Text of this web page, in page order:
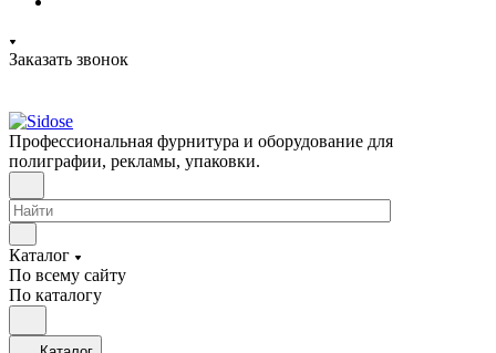
Заказать звонок
Профессиональная фурнитура и оборудование для
полиграфии, рекламы, упаковки.
Каталог
По всему сайту
По каталогу